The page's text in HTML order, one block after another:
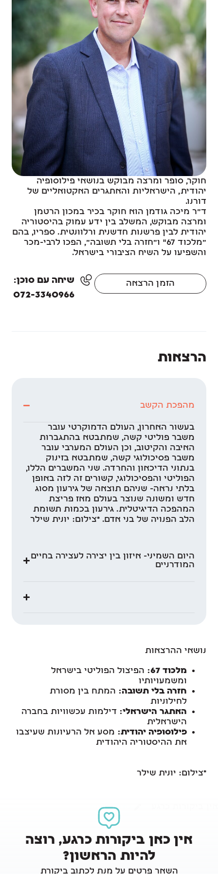
חוקר, סופר ומרצה מבוקש בנושאי פילוסופיה
יהודית, הישראליות והאתגרים האקטואליים של
דורנו.
ד"ר מיכה גודמן הוא חוקר בכיר במכון הרטמן
ומרצה מבוקש, המשלב בין ידע עמוק בהיסטוריה
יהודית לבין פרשנות חדשנית ורלוונטית. ספריו, בהם
"מלכוד 67" ו"חזרה בלי תשובה", הפכו לרבי-מכר
והשפיעו על השיח הציבורי בישראל.
הזמן הרצאה
שיחה עם סוכן:
072-3340966
הרצאות
מהפכת הקשב
בעשור האחרון, העולם הדמוקרטי עובר
משבר פוליטי קשה, שמתבטא בהתגברות
האיבה והקיטוב, וכן העולם המערבי עובר
משבר פסיכולוגי קשה, שמתבטא בזינוק
בנתוני הדיכאון והחרדה. שני המשברים הללו,
הפוליטי והפסיכולוגי, קשורים זה לזה באופן
בלתי נראה- שניהם תוצאה של גירעון מסוג
חדש ומשונה שנוצר בעולם מאז פריצת
המהפכה הדיגיטלית. גירעון בכמות תשומת
הלב הפנויה של בני אדם. *צילום: יונית שילר
היום השמיני- איזון בין יצירה לעצירה בחיים
המודרניים
נושאי ההרצאות
מלכוד 67:
הפיצול הפוליטי בישראל
ומשמעויותיו
חזרה בלי תשובה: המתח בין מסורת
לחילוניות
האתגר הישראלי: דילמות עכשוויות בחברה
הישראלית
פילוסופיה יהודית: מסע אל הרעיונות שעיצבו
את ההיסטוריה היהודית
*צילום: יונית שילר
כתיבת ביקורת
אין כאן ביקורות כרגע, רוצה
להיות הראשון?
השאר פרטים על מנת לכתוב ביקורת